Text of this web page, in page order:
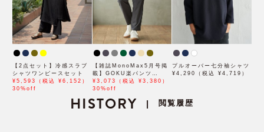
【2点セット】冷感スラブ
シャツワンピースセット
¥5,593（税込 ¥6,152）
30%off
【雑誌MonoMax5月号掲
載】GOKU楽パンツ
EASY STRETCH 冷感ア
ンクル【接触冷感】「小泉
¥3,073（税込 ¥3,380）
30%off
プルオーバー七分袖シャツ
¥4,290（税込 ¥4,719）
HISTORY | 閲覧履歴